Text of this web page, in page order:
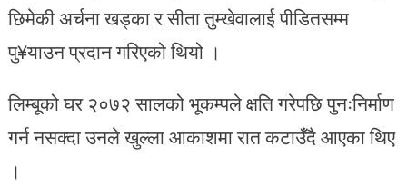
छिमेकी अर्चना खड्का र सीता तुम्खेवालाई पीडितसम्म
पु¥याउन प्रदान गरिएको थियो ।
लिम्बूको घर २०७२ सालको भूकम्पले क्षति गरेपछि पुनःनिर्माण
गर्न नसक्दा उनले खुल्ला आकाशमा रात कटाउँदै आएका थिए
।